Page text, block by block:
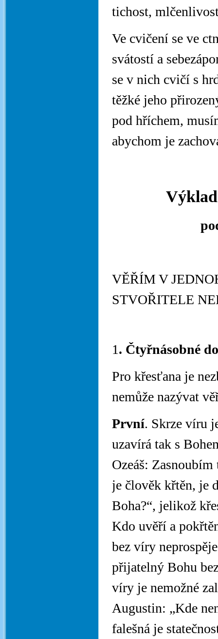
tichost,
Ve cvičení se ve
svátostí a
se v nich cvičí s
těžké jeho
pod hříchem,
abychom je
VĚŘÍM V
STVOŘITELE
1. Čtyřnásobné
Pro křesťana je
nemůže nazývat
První. Skrze víru
uzavírá tak s
Ozeáš:
je člověk křtěn, je
Boha?“, jelikož
Kdo uvěří a
bez víry
přijatelný Bohu
víry je nemožné
Augustin: „Kde
falešná je